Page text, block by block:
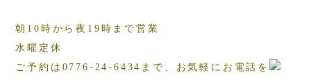
朝10時から夜19時まで営業
水曜定休
ご予約は0776-24-6434まで、お気軽にお電話を